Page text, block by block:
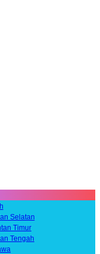
Selatan
Timur
Tengah